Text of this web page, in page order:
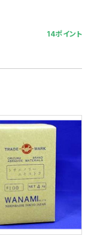
14ポイント